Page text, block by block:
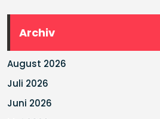
Archiv
August 2026
Juli 2026
Juni 2026